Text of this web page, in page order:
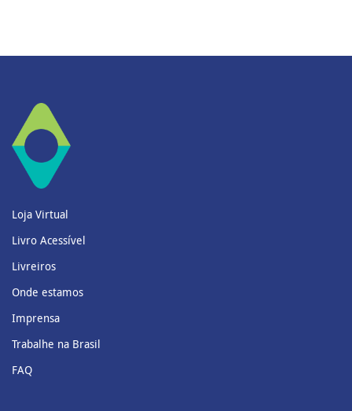
Loja Virtual
Livro Acessível
Livreiros
Onde estamos
Imprensa
Trabalhe na Brasil
FAQ